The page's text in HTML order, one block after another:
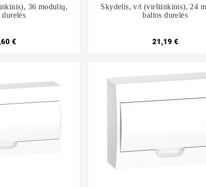
36 modulių,
durelės
€
Skydelis, v/t (virštinkinis), 24
baltos durelės
21,19 €